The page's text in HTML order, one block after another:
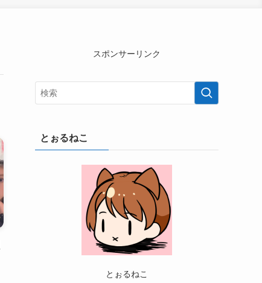
スポンサーリンク
とぉるねこ
とぉるねこ